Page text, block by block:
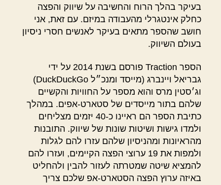
בעיקר בהלך הרוח והחשיבה על שיווק והפצה
כחלק אינטגרלי מהעבודה במיזם. עם זאת, אני
חושב שהספר מתאים בעיקר לאנשים חסרי ניסיון
בעולם השיווק.
הספר Traction פורסם בשנת 2014 על ידי
גבריאל ויינברג (מייסד ומנכ״ל DuckDuckGo)
וג׳סטין מרס והוא מספר על החוויות והקשיים
שלהם בתור מייסדים של סטארט-אפים. במהלך
כתיבת הספר הם ראיינו כ-40 יזמים מצליחים
ולמדו גישות ושיטות שונות של שיווק. התובנות
מהראיונות ומהניסיון שלהם עזרו להם לגלות
ולמפות את 19 ערוצי הפצה הקיימים, ועזרו להם
להמציא שיטה שמטרתה לעזור להבין ולהחליט
באיזה ערוץ הפצה הסטארט-אפ שלכם צריך